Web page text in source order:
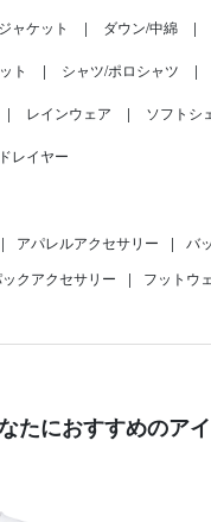
ジャケット ダウン/中綿
ト シャツ/ポロシャツ
レインウェア ソフトシ
レイヤー
| アパレルアクセサリー | バ
クアクセサリー
| フットウ
たにおすすめのア